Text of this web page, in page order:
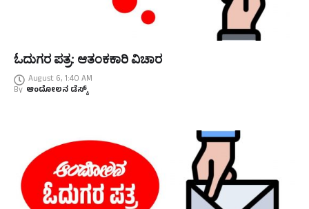
ಓದುಗರ ಪತ್ರ: ಆತಂಕಕಾರಿ ವಿಚಾರ
August 6, 1:40 AM
By ಆಂದೋಲನ ಡೆಸ್ಕ್